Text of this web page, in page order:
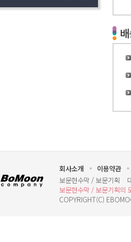
보문기획회사소개
이용약관
보문현수막 / 보문기획
보문현수막 / 보문기획의
COPYRIGHT(C)